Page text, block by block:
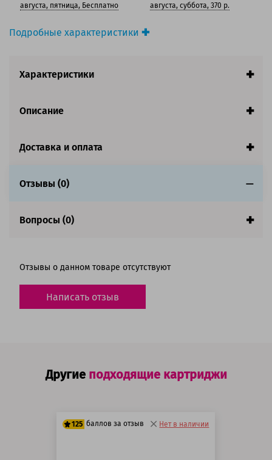
Подробные характеристики
Вид товара:Картридж лазерный
Ресурс:5 900 страниц формата A4 при 5%
Совместим с аппаратами
125 баллов
августа, пятница, Бесплатно
августа, суббота, 370 р.
Характеристики
Описание
Доставка и оплата
Отзывы (0)
Вопросы (0)
Отзывы о данном товаре отсутствуют
Написать отзыв
Другие подходящие картриджи
125 баллов за отзыв Нет в наличии